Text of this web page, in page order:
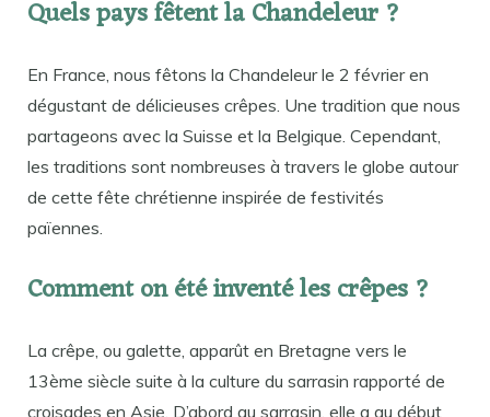
Quels pays fêtent la Chandeleur ?
En France, nous fêtons la Chandeleur le 2 février en
dégustant de délicieuses crêpes. Une tradition que nous
partageons avec la Suisse et la Belgique. Cependant,
les traditions sont nombreuses à travers le globe autour
de cette fête chrétienne inspirée de festivités
païennes.
Comment on été inventé les crêpes ?
La crêpe, ou galette, apparût en Bretagne vers le
13ème siècle suite à la culture du sarrasin rapporté de
croisades en Asie. D’abord au sarrasin, elle a au début